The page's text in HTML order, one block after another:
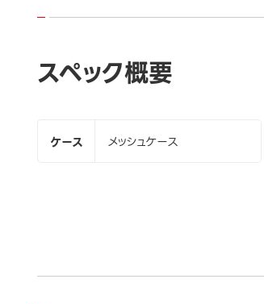
スペック概要
ケース メッシュケース